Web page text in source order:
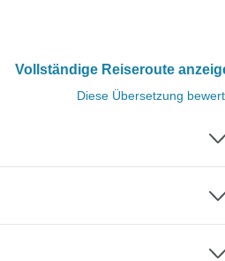
Vollständige Reiseroute
Diese Übersetzung